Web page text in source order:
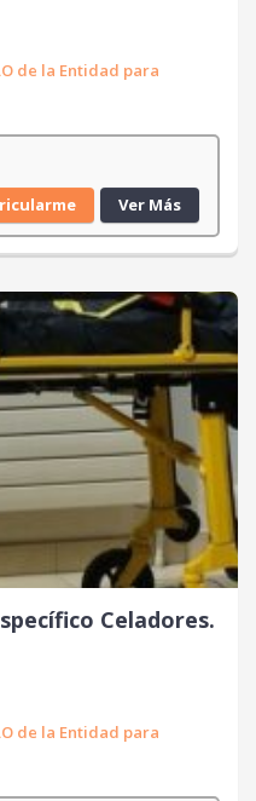
de la Entidad para
Ver Más
Celadores.
de la Entidad para